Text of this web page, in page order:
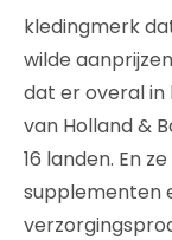
kledingmerk
wilde
dat er overal in
van Holland &
16 landen. En
supplementen